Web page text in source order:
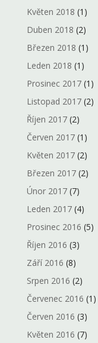
Květen 2018 (1)
Duben 2018 (2)
Březen 2018 (1)
Leden 2018 (1)
Prosinec 2017(1)
Listopad 2017(2)
Říjen 2017(2)
Červen 2017(1)
Květen 2017(2)
Březen 2017(2)
Únor 2017(7)
Leden 2017(4)
Prosinec 2016 (5)
Říjen 2016 (3)
Září 2016 (8)
Srpen 2016 (2)
Červenec 2016 (1)
Červen 2016 (3)
Květen 2016 (7)